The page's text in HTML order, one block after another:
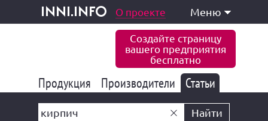
inni.info
и услуги О проекте Меню
Создайте страницу
вашего предприятия
бесплатно
Продукция 177 843
Производители 6 775
Статьи
Найти